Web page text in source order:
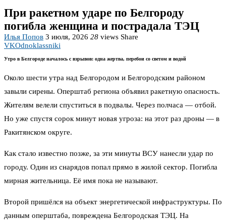
При ракетном ударе по Белгороду
погибла женщина и пострадала ТЭЦ
Илья Попов 3 июля, 2026 28 views Share
VKOdnoklassniki
Утро в Белгороде началось с взрывов: одна жертва, перебои со светом и водой
Около шести утра над Белгородом и Белгородским районом
завыли сирены. Оперштаб региона объявил ракетную опасность.
Жителям велели спуститься в подвалы. Через полчаса — отбой.
Но уже спустя сорок минут новая угроза: на этот раз дроны — в
Ракитянском округе.
Как стало известно позже, за эти минуты ВСУ нанесли удар по
городу. Один из снарядов попал прямо в жилой сектор. Погибла
мирная жительница. Её имя пока не называют.
Второй пришёлся на объект энергетической инфраструктуры. По
данным оперштаба, повреждена Белгородская ТЭЦ. На